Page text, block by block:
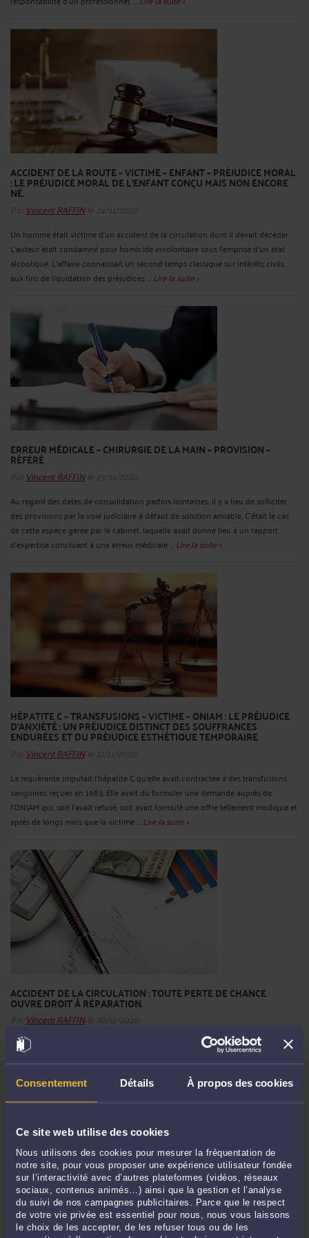
Consentement Détails À propos des cookies
Ce site web utilise des cookies
Nous utilisons des cookies pour mesurer la fréquentation de
notre site, pour vous proposer une expérience utilisateur fondée
sur l’interactivité avec d’autres plateformes (vidéos, réseaux
sociaux, contenus animés…) ainsi que la gestion et l’analyse
du suivi de nos campagnes publicitaires. Parce que le respect
de votre vie privée est essentiel pour nous, nous vous laissons
le choix de les accepter, de les refuser tous ou de les
ACCIDENT DE LA ROUTE – VICTIME – ENFANT – PRÉJUDICE MORAL
: LE PRÉJUDICE MORAL DE L'ENFANT CONÇU MAIS NON ENCORE
NÉ.
Par Vincent RAFFINle 24/11/2020
Un homme était victime d’un accident de la circulation dont il devait décéder.
L’auteur était condamné pour homicide involontaire sous l’emprise d’un état
alcoolique. L’affaire connaissait un second temps classique sur intérêts civils
aux fins de liquidation des préjudices ... Lire la suite >
ERREUR MÉDICALE – CHIRURGIE DE LA MAIN – PROVISION –
RÉFÉRÉ
Par Vincent RAFFINle 23/11/2020
Au regard des dates de consolidation parfois lointaines, il y a lieu de solliciter
des provisions par la voie judiciaire à défaut de solution amiable. C’était le cas
de cette espèce gérée par le cabinet, laquelle avait donné lieu à un rapport
d’expertise concluant à une erreur médicale ... Lire la suite >
HÉPATITE C – TRANSFUSIONS – VICTIME – ONIAM : LE PRÉJUDICE
D’ANXIÉTÉ : UN PRÉJUDICE DISTINCT DES SOUFFRANCES
ENDURÉES ET DU PRÉJUDICE ESTHÉTIQUE TEMPORAIRE
Par Vincent RAFFINle 21/11/2020
La requérante imputait l’hépatite C qu’elle avait contractée à des transfusions
sanguines reçues en 1983. Elle avait dû formuler une demande auprès de
l’ONIAM qui, soit l’avait refusé, soit avait formulé une offre tellement modique et
après de longs mois que la victime ... Lire la suite >
ACCIDENT DE LA CIRCULATION : TOUTE PERTE DE CHANCE
OUVRE DROIT À RÉPARATION.
Par Vincent RAFFINle 20/11/2020
Un cycliste avait été victime d'un accident de la circulation dans des
cicronstances obscures et non décrites par l'enquête. Et le vélo accidenté qui
avait éét consigné avait même disparu! rendant de facto toute expertise
technique impossible. La victime avait alors assigné ...Lire la suite >